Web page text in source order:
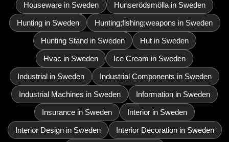
Houseware in Sweden Hunserödsmölla in Sweden
Hunting in Sweden Hunting;fishing;weapons in Sweden
Hunting Stand in Sweden Hut in Sweden
Hvac in Sweden Ice Cream in Sweden
Industrial in Sweden Industrial Components in Sweden
Industrial Machines in Sweden Information in Sweden
Insurance in Sweden Interior in Sweden
Interior Design in Sweden Interior Decoration in Sweden